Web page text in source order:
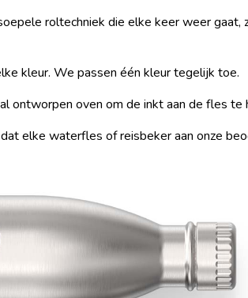
roltechniek die elke keer weer gaat,
kleur. We passen één kleur tegelijk toe.
ontworpen oven om de inkt aan de fles
elke waterfles of reisbeker aan onze